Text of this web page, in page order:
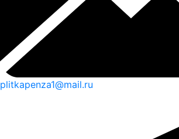
plitkapenza1@mail.ru